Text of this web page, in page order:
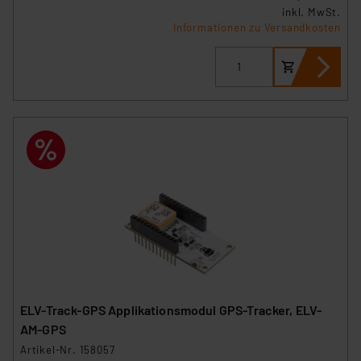
inkl. MwSt.
Informationen zu Versandkosten
ELV-Track-GPS Applikationsmodul GPS-Tracker, ELV-
AM-GPS
Artikel-Nr. 158057